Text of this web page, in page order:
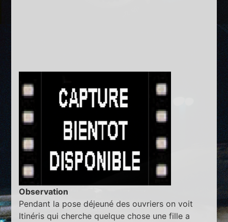
Observation
Pendant la pose déjeuné des ouvriers on voit
Itinéris qui cherche quelque chose une fille a